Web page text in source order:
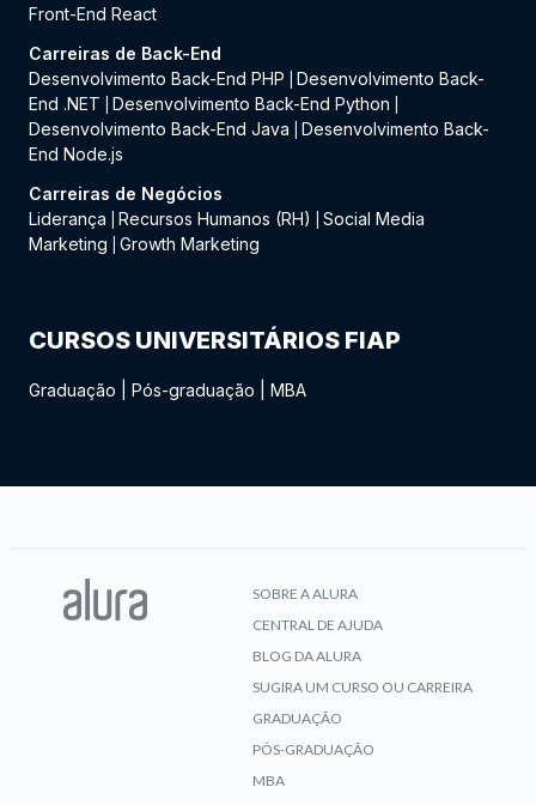
Front-End React
Carreiras de Back-End
Desenvolvimento Back-End PHP
Desenvolvimento Back-
End .NET
Desenvolvimento Back-End Python
Desenvolvimento Back-End Java
Desenvolvimento Back-
End Node.js
Carreiras de Negócios
Liderança
Recursos Humanos (RH)
Social Media
Marketing
Growth Marketing
CURSOS UNIVERSITÁRIOS FIAP
Graduação Pós-graduação MBA
SOBRE A ALURA
CENTRAL DE AJUDA
BLOG DA ALURA
SUGIRA UM CURSO OU CARREIRA
GRADUAÇÃO
PÓS-GRADUAÇÃO
MBA